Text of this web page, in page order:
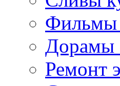
Фильмы
Дорамы
Ремонт